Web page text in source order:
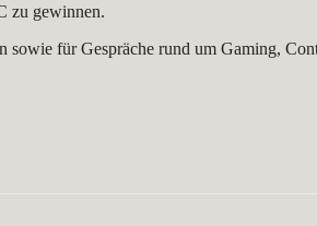
zu gewinnen.
für Gespräche rund um Gaming,